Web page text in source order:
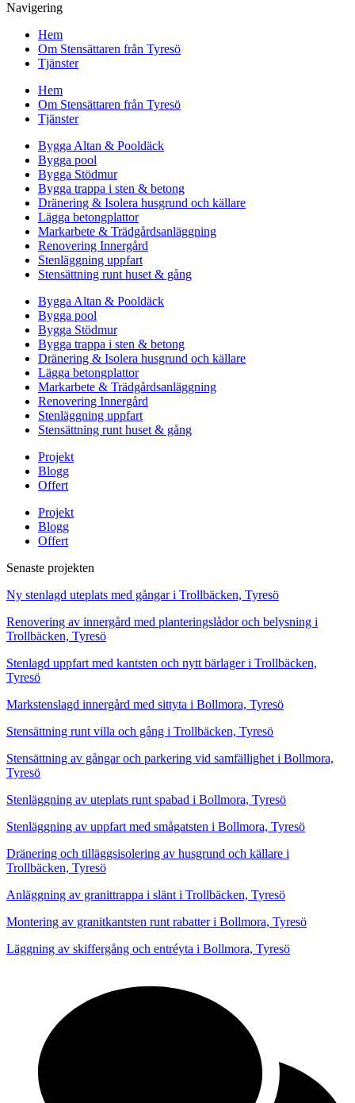
Navigering
Hem
Om Stensättaren från Tyresö
Tjänster
Hem
Om Stensättaren från Tyresö
Tjänster
Bygga Altan & Pooldäck
Bygga pool
Bygga Stödmur
Bygga trappa i sten & betong
Dränering & Isolera husgrund och källare
Lägga betongplattor
Markarbete & Trädgårdsanläggning
Renovering Innergård
Stenläggning uppfart
Stensättning runt huset & gång
Bygga Altan & Pooldäck
Bygga pool
Bygga Stödmur
Bygga trappa i sten & betong
Dränering & Isolera husgrund och källare
Lägga betongplattor
Markarbete & Trädgårdsanläggning
Renovering Innergård
Stenläggning uppfart
Stensättning runt huset & gång
Projekt
Blogg
Offert
Projekt
Blogg
Offert
Senaste projekten
Ny stenlagd uteplats med gångar i Trollbäcken, Tyresö
Renovering av innergård med planteringslådor och belysning i
Trollbäcken, Tyresö
Stenlagd uppfart med kantsten och nytt bärlager i Trollbäcken,
Tyresö
Markstenslagd innergård med sittyta i Bollmora, Tyresö
Stensättning runt villa och gång i Trollbäcken, Tyresö
Stensättning av gångar och parkering vid samfällighet i Bollmora,
Tyresö
Stenläggning av uteplats runt spabad i Bollmora, Tyresö
Stenläggning av uppfart med smågatsten i Bollmora, Tyresö
Dränering och tilläggsisolering av husgrund och källare i
Trollbäcken, Tyresö
Anläggning av granittrappa i slänt i Trollbäcken, Tyresö
Montering av granitkantsten runt rabatter i Bollmora, Tyresö
Läggning av skiffergång och entréyta i Bollmora, Tyresö